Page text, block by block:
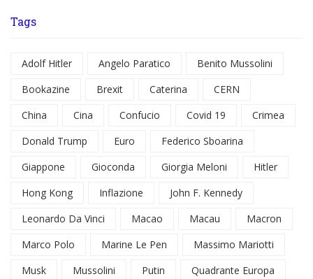
Tags
Adolf Hitler Angelo Paratico
Benito Mussolini
Bookazine
Brexit Caterina
CERN
China
Cina Confucio Covid 19
Crimea
Donald Trump
Euro
Federico Sboarina
Giappone
Gioconda Giorgia Meloni
Hitler
Hong Kong
Inflazione
John F. Kennedy
Leonardo Da Vinci
Macao Macau
Macron
Marco Polo
Marine Le Pen
Massimo Mariotti
Musk
Mussolini Putin
Quadrante Europa